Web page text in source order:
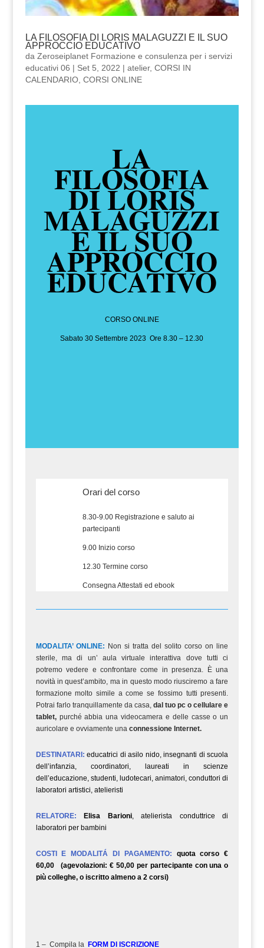
LA FILOSOFIA DI LORIS MALAGUZZI E IL SUO
APPROCCIO EDUCATIVO
da Zeroseiplanet Formazione e consulenza per i servizi
educativi 06 | Set 5, 2022 | atelier, CORSI IN
CALENDARIO, CORSI ONLINE
LA
FILOSOFIA
DI LORIS
MALAGUZZI
E IL SUO
APPROCCIO
EDUCATIVO
CORSO ONLINE
Sabato 30 Settembre 2023 Ore 8.30 – 12.30
Orari del corso
8.30-9.00 Registrazione e saluto ai
partecipanti
9.00 Inizio corso
12.30 Termine corso
Consegna Attestati ed ebook
MODALITA’ ONLINE: Non si tratta del solito corso on line
sterile, ma di un’ aula virtuale interattiva dove tutti ci
potremo vedere e confrontare come in presenza. È una
novità in quest’ambito, ma in questo modo riusciremo a fare
formazione molto simile a come se fossimo tutti presenti.
Potrai farlo tranquillamente da casa, dal tuo pc o cellulare e
tablet,purché abbia una videocamera e delle casse o un
auricolare e ovviamente una connessione Internet.
DESTINATARI: educatrici di asilo nido, insegnanti di scuola
dell’infanzia, coordinatori, laureati in scienze
dell’educazione, studenti, ludotecari, animatori, conduttori di
laboratori artistici, atelieristi
RELATORE: Elisa Barioni, atelierista conduttrice di
laboratori per bambini
COSTI E MODALITÁ DI PAGAMENTO:
quota corso €
60,00 (agevolazioni: € 50,00 per partecipante con una o
più colleghe, o iscritto almeno a 2 corsi)
1 – Compila la FORM DI ISCRIZIONE